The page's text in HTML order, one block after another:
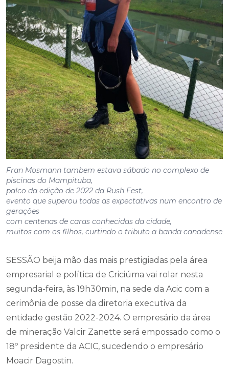
Fran Mosmann tambem estava sábado no complexo de
piscinas do Mampituba,
palco da edição de 2022 da Rush Fest,
evento que superou todas as expectativas num encontro de
gerações
com centenas de caras conhecidas da cidade,
muitos com os filhos, curtindo o tributo a banda canadense
SESSÃO beija mão das mais prestigiadas pela área
segunda-feira, às 19h30min, na sede da Acic com a
cerimônia de posse da diretoria executiva da
entidade gestão 2022-2024. O empresário da área
de mineração Valcir Zanette será empossado como o
18º presidente da ACIC, sucedendo o empresário
Moacir Dagostin.